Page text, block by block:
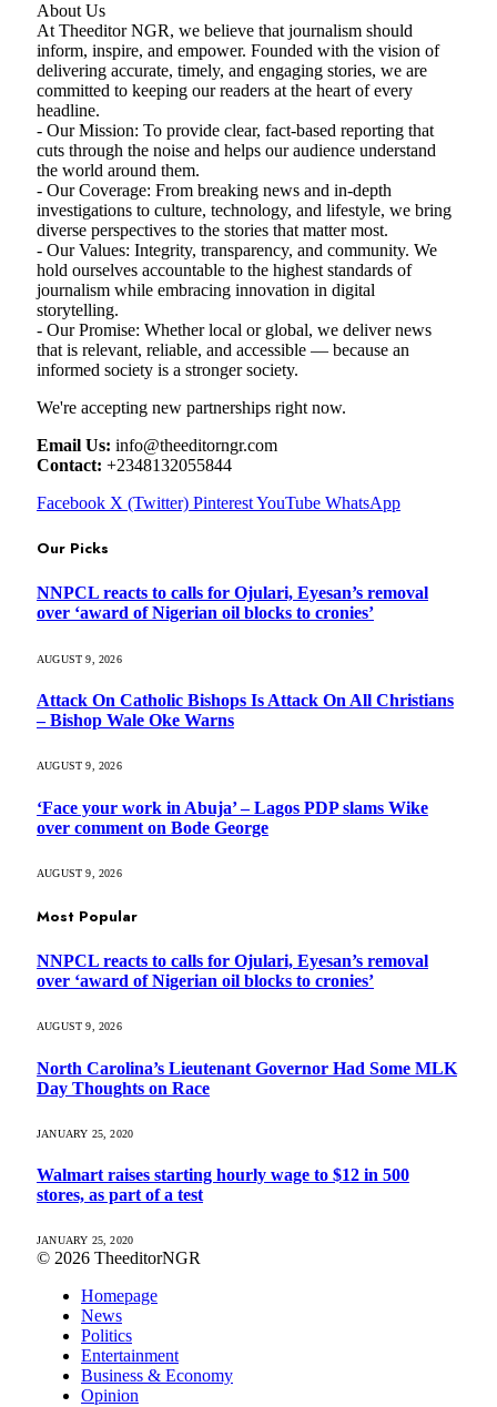
About Us
At Theeditor NGR, we believe that journalism should
inform, inspire, and empower. Founded with the vision of
delivering accurate, timely, and engaging stories, we are
committed to keeping our readers at the heart of every
headline.
- Our Mission: To provide clear, fact-based reporting that
cuts through the noise and helps our audience understand
the world around them.
- Our Coverage: From breaking news and in-depth
investigations to culture, technology, and lifestyle, we bring
diverse perspectives to the stories that matter most.
- Our Values: Integrity, transparency, and community. We
hold ourselves accountable to the highest standards of
journalism while embracing innovation in digital
storytelling.
- Our Promise: Whether local or global, we deliver news
that is relevant, reliable, and accessible — because an
informed society is a stronger society.
We're accepting new partnerships right now.
Email Us: info@theeditorngr.com
Contact: +2348132055844
Facebook X (Twitter) PinterestYouTube WhatsApp
Our Picks
NNPCL reacts to calls for Ojulari, Eyesan’s removal
over ‘award of Nigerian oil blocks to cronies’
AUGUST 9, 2026
Attack On Catholic Bishops Is Attack On All Christians
– Bishop Wale Oke Warns
AUGUST 9, 2026
‘Face your work in Abuja’ – Lagos PDP slams Wike
over comment on Bode George
AUGUST 9, 2026
Most Popular
NNPCL reacts to calls for Ojulari, Eyesan’s removal
over ‘award of Nigerian oil blocks to cronies’
AUGUST 9, 2026
North Carolina’s Lieutenant Governor Had Some MLK
Day Thoughts on Race
JANUARY 25, 2020
Walmart raises starting hourly wage to $12 in 500
stores, as part of a test
JANUARY 25, 2020
© 2026 TheeditorNGR
Homepage
News
Politics
Entertainment
Business & Economy
Opinion